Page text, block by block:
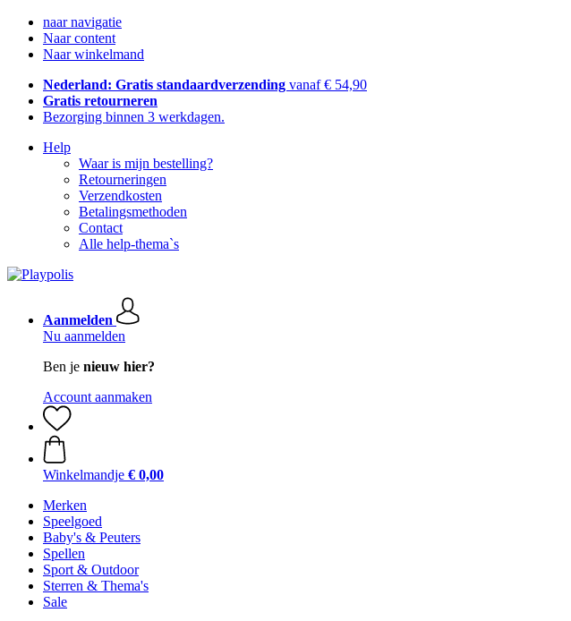
naar navigatie
Naar content
Naar winkelmand
Nederland: Gratis standaardverzending vanaf € 54,90
Gratis retourneren
Bezorging binnen 3 werkdagen.
Help
Waar is mijn bestelling?
Retourneringen
Verzendkosten
Betalingsmethoden
Contact
Alle help-thema`s
Aanmelden
Nu aanmelden
Ben je nieuw hier?
Account aanmaken
Winkelmandje € 0,00
Merken
Speelgoed
Baby's & Peuters
Spellen
Sport & Outdoor
Sterren & Thema's
Sale